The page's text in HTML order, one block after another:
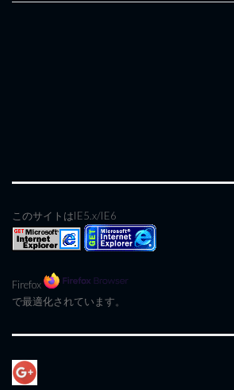
このサイトはIE5.x/IE6
Firefox
で最適化されています。